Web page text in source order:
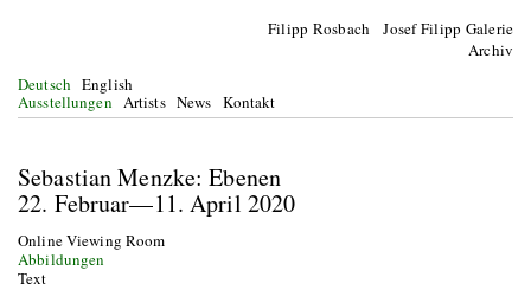
Filipp Rosbach Josef Filipp Galerie
Archiv
Deutsch English
Ausstellungen Artists News Kontakt
Sebastian Menzke: Ebenen
22. Februar—11. April 2020
Online Viewing Room
Abbildungen
Text